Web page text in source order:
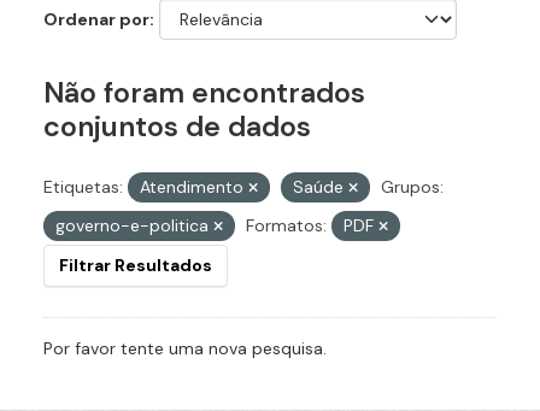
Ordenar por
Não foram encontrados
conjuntos de dados
Etiquetas: Atendimento Saúde
Grupos:
governo-e-politica
Formatos:
PDF
Filtrar Resultados
Por favor tente uma nova pesquisa.